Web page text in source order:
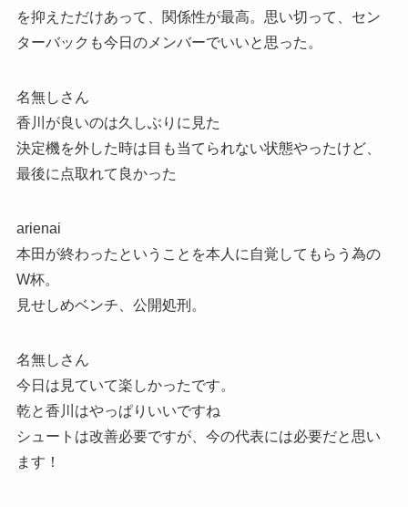
を抑えただけあって、関係性が最高。思い切って、セン
ターバックも今日のメンバーでいいと思った。
名無しさん
香川が良いのは久しぶりに見た
決定機を外した時は目も当てられない状態やったけど、
最後に点取れて良かった
arienai
本田が終わったということを本人に自覚してもらう為の
W杯。
見せしめベンチ、公開処刑。
名無しさん
今日は見ていて楽しかったです。
乾と香川はやっぱりいいですね
シュートは改善必要ですが、今の代表には必要だと思い
ます！